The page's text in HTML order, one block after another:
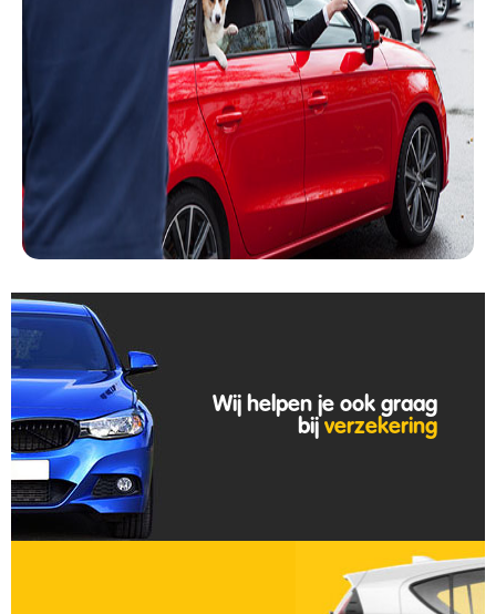
Wij helpen je ook graag
bij verzekering